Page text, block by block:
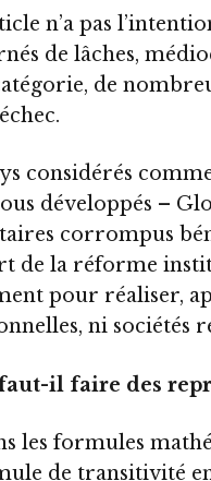
n’a pas
de lâches,
de
considérés
développés –
corrompus
de la réforme
pour réaliser,
ni sociétés
il faire des
les formules
de transitivité en